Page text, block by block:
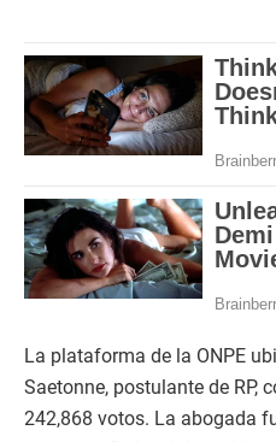
La plataforma de la ONPE
Saetonne, postulante de RP,
242,868 votos. La abogada